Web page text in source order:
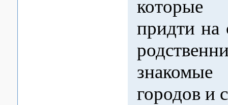
придти на
городов и